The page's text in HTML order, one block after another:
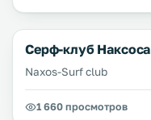
Серф-клуб Наксоса
Naxos-Surf club
1 660 просмотров